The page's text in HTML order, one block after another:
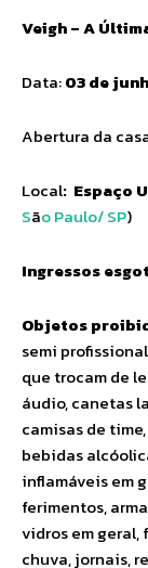
Veigh – A
Data:03 de
Abertura da
Local: Espaço
São Paulo/ SP)
Ingressos
Objetos
semi
que trocam de
áudio, canetas
camisas de
bebidas
inflamáveis em
ferimentos,
vidros em
chuva, jornais,